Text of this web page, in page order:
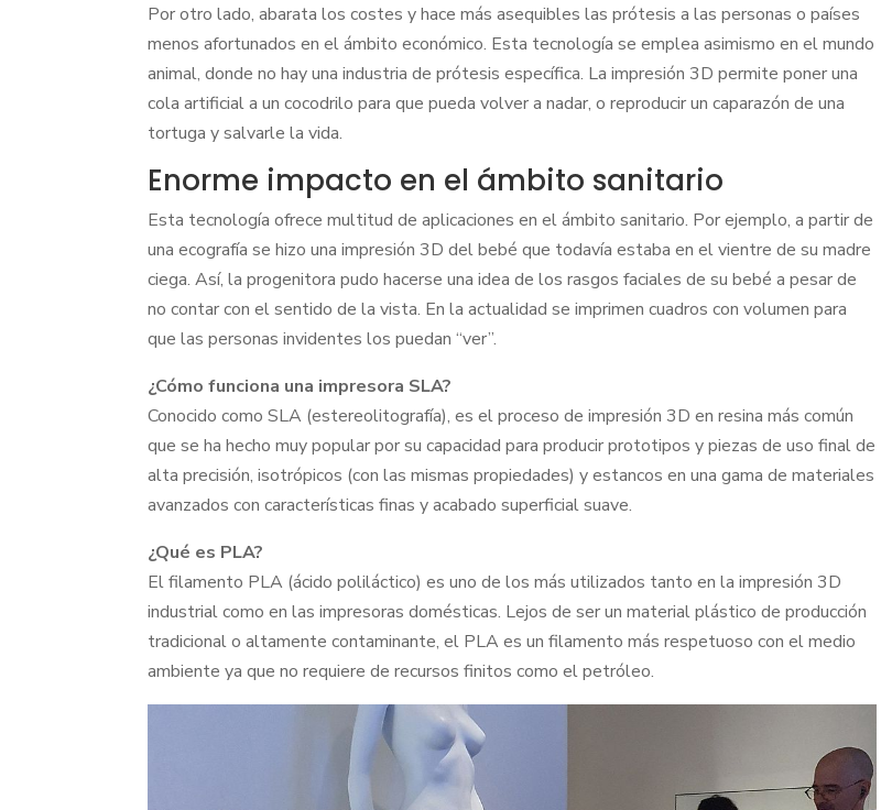
Por otro lado, abarata los costes y hace más asequibles las prótesis a las personas o países
menos afortunados en el ámbito económico. Esta tecnología se emplea asimismo en el mundo
animal, donde no hay una industria de prótesis específica. La impresión 3D permite poner una
cola artificial a un cocodrilo para que pueda volver a nadar, o reproducir un caparazón de una
tortuga y salvarle la vida.
Enorme impacto en el ámbito sanitario
Esta tecnología ofrece multitud de aplicaciones en el ámbito sanitario. Por ejemplo, a partir de
una ecografía se hizo una impresión 3D del bebé que todavía estaba en el vientre de su madre
ciega. Así, la progenitora pudo hacerse una idea de los rasgos faciales de su bebé a pesar de
no contar con el sentido de la vista. En la actualidad se imprimen cuadros con volumen para
que las personas invidentes los puedan “ver”.
¿Cómo funciona una impresora SLA?
Conocido como SLA (estereolitografía), es el proceso de impresión 3D en resina más común
que se ha hecho muy popular por su capacidad para producir prototipos y piezas de uso final de
alta precisión, isotrópicos (con las mismas propiedades) y estancos en una gama de materiales
avanzados con características finas y acabado superficial suave.
¿Qué es PLA?
El filamento PLA (ácido poliláctico) es uno de los más utilizados tanto en la impresión 3D
industrial como en las impresoras domésticas. Lejos de ser un material plástico de producción
tradicional o altamente contaminante, el PLA es un filamento más respetuoso con el medio
ambiente ya que no requiere de recursos finitos como el petróleo.